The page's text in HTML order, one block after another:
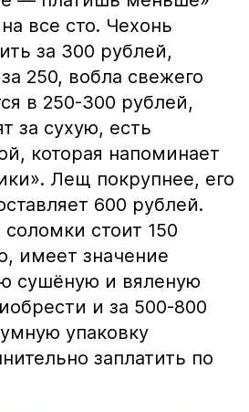
все сто. Чехонь
за 300 рублей,
250, вобла свежего
в 250-300 рублей,
за сухую, есть
которая напоминает
Лещ покрупнее, его
600 рублей.
стоит 150
имеет значение
сушёную и вяленую
и за 500-800
упаковку
заплатить по